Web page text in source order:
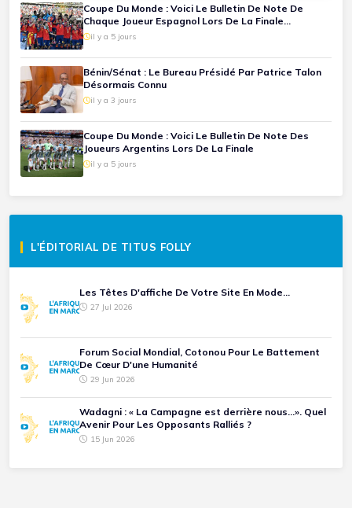
Coupe Du Monde : Voici Le Bulletin De Note De
Chaque Joueur Espagnol Lors De La Finale
Espagne-Argentine
il y a 5 jours
Bénin/Sénat : Le Bureau Présidé Par Patrice Talon
Désormais Connu
il y a 3 jours
Coupe Du Monde : Voici Le Bulletin De Note Des
Joueurs Argentins Lors De La Finale
il y a 5 jours
L'ÉDITORIAL DE TITUS FOLLY
Les Têtes D'affiche De Votre Site En Mode...
27 Jul 2026
Forum Social Mondial, Cotonou Pour Le Battement
De Cœur D'une Humanité
29 Jun 2026
Wadagni : « La Campagne est derrière nous...». Quel
Avenir Pour Les Opposants Ralliés ?
15 Jun 2026